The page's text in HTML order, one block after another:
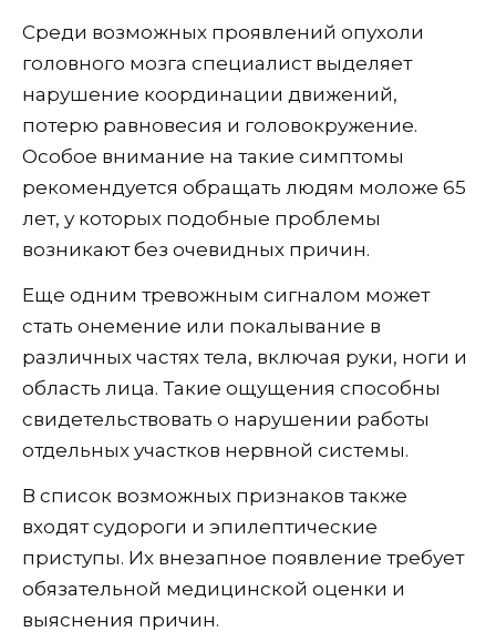
Среди возможных проявлений опухоли
головного мозга специалист выделяет
нарушение координации движений,
потерю равновесия и головокружение.
Особое внимание на такие симптомы
рекомендуется обращать людям моложе 65
лет, у которых подобные проблемы
возникают без очевидных причин.
Еще одним тревожным сигналом может
стать онемение или покалывание в
различных частях тела, включая руки, ноги и
область лица. Такие ощущения способны
свидетельствовать о нарушении работы
отдельных участков нервной системы.
В список возможных признаков также
входят судороги и эпилептические
приступы. Их внезапное появление требует
обязательной медицинской оценки и
выяснения причин.